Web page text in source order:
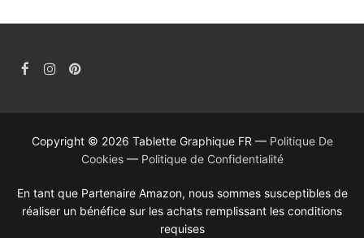
Copyright © 2026 Tablette Graphique FR — Politique De
Cookies— Politique de Confidentialité
En tant que Partenaire Amazon, nous sommes susceptibles de
réaliser un bénéfice sur les achats remplissant les conditions
requises